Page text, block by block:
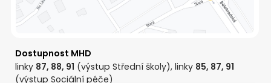
Dostupnost MHD
linky 87, 88, 91 (výstup Střední školy), linky 85, 87, 91
(výstup Sociální péče)